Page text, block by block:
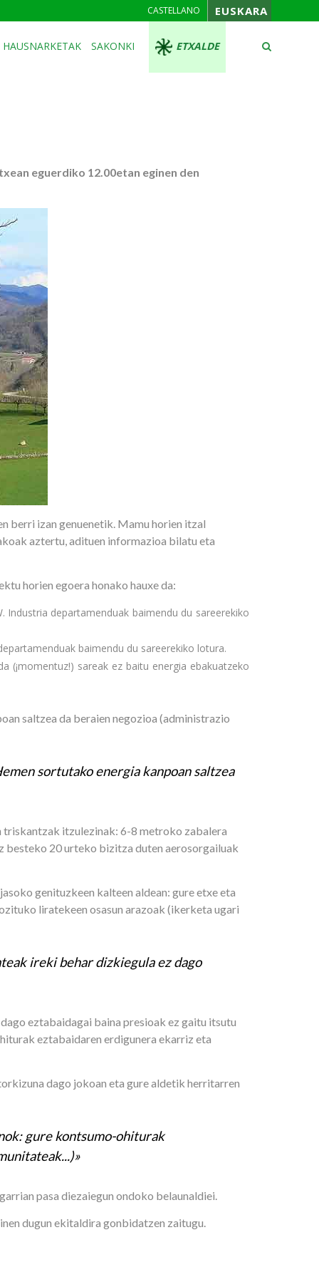
CASTELLANO EUSKARA
HAUSNARKETAK SAKONKI ETXALDE
eguerdiko 12.00etan eginen den
berri izan genuenetik. Mamu horien itzal
aztertu, adituen informazioa bilatu eta
horien egoera honako hauxe da:
Industria departamenduak baimendu du sareerekiko
baimendu du sareerekiko lotura.
(¡momentuz!) sareak ez baitu energia ebakuatzeko
saltzea da beraien negozioa (administrazio
sortutako energia kanpoan saltzea
itzulezinak: 6-8 metroko zabalera
20 urteko bizitza duten aerosorgailuak
genituzkeen kalteen aldean: gure etxe eta
liratekeen osasun arazoak (ikerketa ugari
ireki behar dizkiegula ez dago
eztabaidagai baina presioak ez gaitu itsutu
eztabaidaren erdigunera ekarriz eta
dago jokoan eta gure aldetik herritarren
gure kontsumo-ohiturak
pasa diezaiegun ondoko belaunaldiei.
dugun ekitaldira gonbidatzen zaitugu.